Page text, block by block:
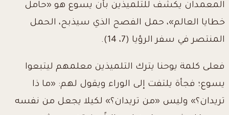
المعمدان يكشف للتلميذين بأن يسوع هو «حامل
خطايا العالم»، حمل الفصح الذي سيذبح، الحمل
المنتصر في سفر الرؤيا (7، 14).
فعلى كلمة يوحنا يترك التلميذين معلمهم ليتبعوا
يسوع؛ فجأة يلتفت إلى الوراء ويقول لهم: «ما ذا
تريدان؟» وليس «من تريدان؟» لكيلا يجعل من نفسه